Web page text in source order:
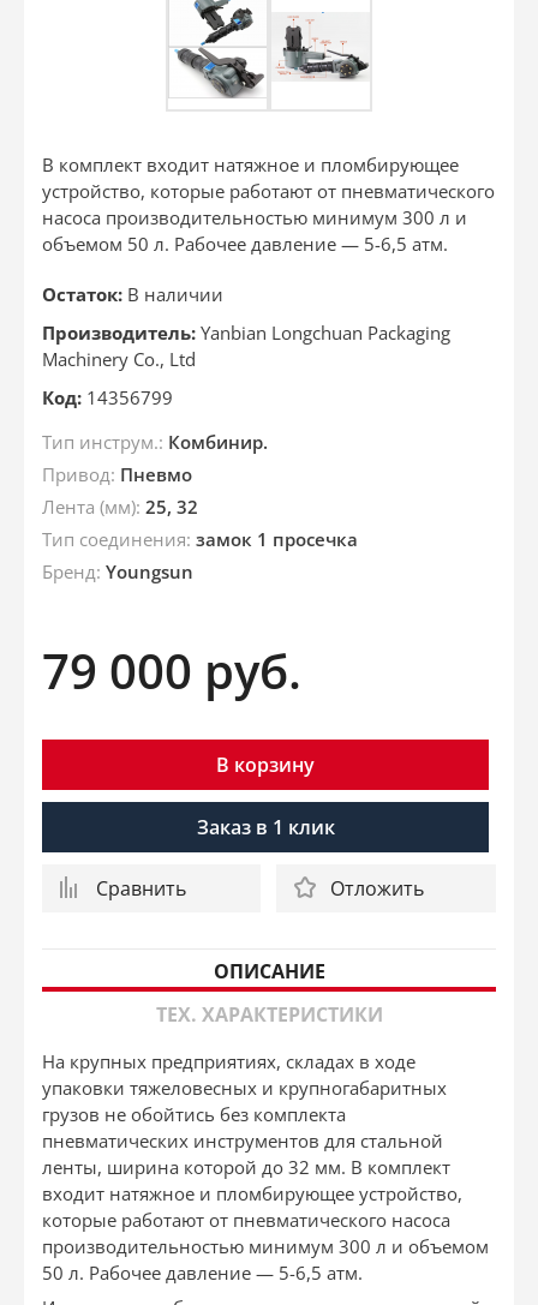
В комплект входит натяжное и пломбирующее
устройство, которые работают от пневматического
насоса производительностью минимум 300 л и
объемом 50 л. Рабочее давление — 5-6,5 атм.
Остаток: В наличии
Производитель: Yanbian Longchuan Packaging
Machinery Co., Ltd
Код: 14356799
Тип инструм.: Комбинир.
Привод: Пневмо
Лента (мм): 25, 32
Тип соединения: замок 1 просечка
Бренд: Youngsun
79 000 руб.
В корзину
Заказ в 1 клик
Сравнить Отложить
ОПИСАНИЕ
ТЕХ. ХАРАКТЕРИСТИКИ
На крупных предприятиях, складах в ходе
упаковки тяжеловесных и крупногабаритных
грузов не обойтись без комплекта
пневматических инструментов для стальной
ленты, ширина которой до 32 мм. В комплект
входит натяжное и пломбирующее устройство,
которые работают от пневматического насоса
производительностью минимум 300 л и объемом
50 л. Рабочее давление — 5-6,5 атм.